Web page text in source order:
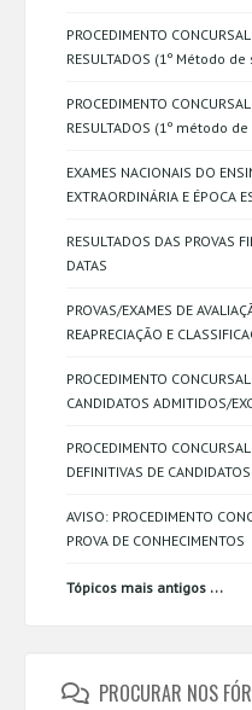
PROCEDIMENTO
RESULTADOS (1º Método
PROCEDIMENTO
RESULTADOS (1º método
EXAMES NACIONAIS DO
EXTRAORDINÁRIA E ÉPOCA
RESULTADOS DAS PROVAS
DATAS
PROVAS/EXAMES DE
REAPRECIAÇÃO E
PROCEDIMENTO
CANDIDATOS ADMITIDOS/
PROCEDIMENTO
DEFINITIVAS DE
AVISO: PROCEDIMENTO
PROVA DE CONHECIMENTOS
Tópicos mais antigos ...
PROCURAR NOS